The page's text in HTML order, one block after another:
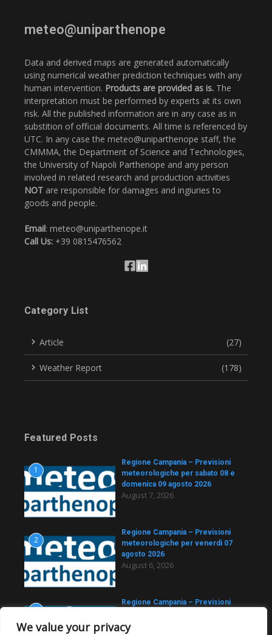
We value your privacy
meteo@uniparthenope
Data and derived maps are generated automatically
using numerical weather prediction techniques with any
human intervention. Products are provided as is. The
interpretation must be performed by experts at its own
risk. All the published information are in any case as in
substition of official documents. All time is referenced by
UTC. In any case the meteo@uniparthenope staff, the
CMMMA, the Department of Science and Technologies,
the University of Napoli Parthenope and any person
involved in related research and production activities
NOT are responsible for damages and ingiuries to
goods and people.
Email: meteo@uniparthenope.it
Call Us: +39 0815476562
Category List
Article (27)
Weather Report (178)
Featured Posts
1
Regione Campania – Previsioni
meteorologiche per sabato 08 e
domenica 09 agosto 2026
August 7, 2026
2
Regione Campania – Previsioni
meteorologiche per venerdì 07
agosto 2026
August 6, 2026
3
Regione Campania – Previsioni
agosto 2026